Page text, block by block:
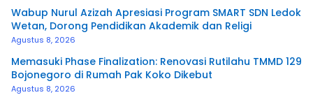
Wabup Nurul Azizah Apresiasi Program SMART SDN Ledok
Wetan, Dorong Pendidikan Akademik dan Religi
Agustus 8, 2026
Memasuki Phase Finalization: Renovasi Rutilahu TMMD 129
Bojonegoro di Rumah Pak Koko Dikebut
Agustus 8, 2026